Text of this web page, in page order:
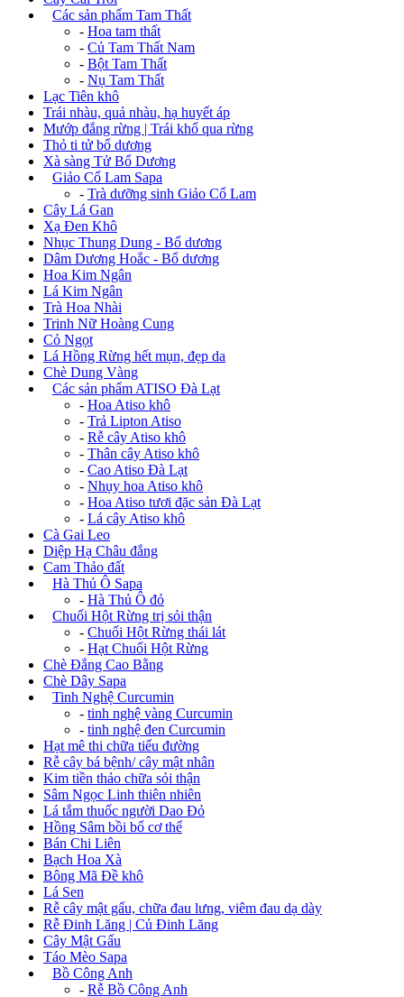
Các sản phẩm Tam Thất
- Hoa tam thất
- Củ Tam Thất Nam
- Bột Tam Thất
- Nụ Tam Thất
Lạc Tiên khô
Trái nhàu, quả nhàu, hạ huyết áp
Mướp đắng rừng | Trái khổ qua rừng
Thỏ ti tử bổ dương
Xà sàng Tử Bổ Dương
Giảo Cổ Lam Sapa
- Trà dưỡng sinh Giảo Cổ Lam
Cây Lá Gan
Xạ Đen Khô
Nhục Thung Dung - Bổ dương
Dâm Dương Hoắc - Bổ dương
Hoa Kim Ngân
Lá Kim Ngân
Trà Hoa Nhài
Trinh Nữ Hoàng Cung
Cỏ Ngọt
Lá Hồng Rừng hết mụn, đẹp da
Chè Dung Vàng
Các sản phẩm ATISO Đà Lạt
- Hoa Atiso khô
- Trả Lipton Atiso
- Rễ cây Atiso khô
- Thân cây Atiso khô
- Cao Atiso Đà Lạt
- Nhụy hoa Atiso khô
- Hoa Atiso tươi đặc sản Đà Lạt
- Lá cây Atiso khô
Cà Gai Leo
Diệp Hạ Châu đắng
Cam Thảo đất
Hà Thủ Ô Sapa
- Hà Thủ Ô đỏ
Chuối Hột Rừng trị sỏi thận
- Chuối Hột Rừng thái lát
- Hạt Chuối Hột Rừng
Chè Đắng Cao Bằng
Chè Dây Sapa
Tinh Nghệ Curcumin
- tinh nghệ vàng Curcumin
- tinh nghệ đen Curcumin
Hạt mê thi chữa tiểu đường
Rễ cây bá bệnh/ cây mật nhân
Kim tiền thảo chữa sỏi thận
Sâm Ngọc Linh thiên nhiên
Lá tắm thuốc người Dao Đỏ
Hồng Sâm bồi bổ cơ thể
Bán Chi Liên
Bạch Hoa Xà
Bông Mã Đề khô
Lá Sen
Rễ cây mật gấu, chữa đau lưng, viêm đau dạ dày
Rễ Đinh Lăng | Củ Đinh Lăng
Cây Mật Gấu
Táo Mèo Sapa
Bồ Công Anh
- Rễ Bồ Công Anh